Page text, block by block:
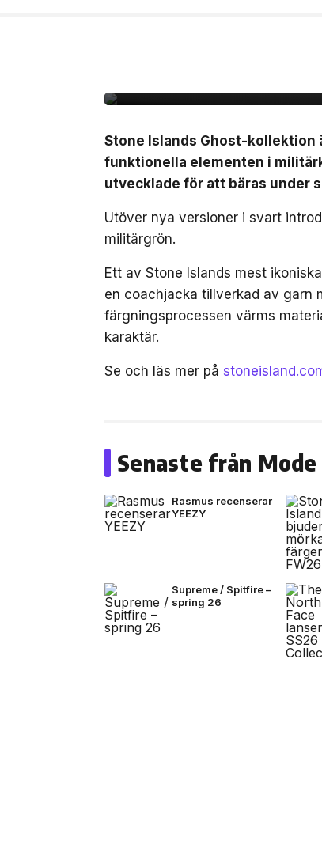
Stone Islands Ghost-
funktionella elementen i
utvecklade för att bäras under
Utöver nya versioner i svart
militärgrön.
Ett av Stone Islands mest
en coachjacka tillverkad av garn
färgningsprocessen värms
karaktär.
Se och läs mer på
Senaste från Mode
Rasmus recenserar
YEEZY
Supreme / Spitfire –
spring 26